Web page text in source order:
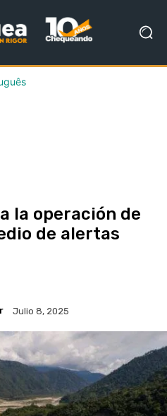
la operación de
de alertas
Julio 8, 2025